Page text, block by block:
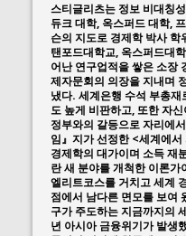
스티글리츠는 정보 비대칭
듀크 대학, 옥스퍼드 대학,
슨의 지도로 경제학 박사
탠포드대학교, 옥스퍼드대
어난 연구업적을 쌓은 소장
제자문회의 의장을 지내며
냈다. 세계은행 수석 부총
도 높게 비판하고, 또한 자
정부와의 갈등으로 자리에
임』지가 선정한 <세계에
경제학의 대가이며 소득 재
란 새 분야를 개척한 이론
엘리트코스를 거치고 세계
점에서 남다른 면모를 보여
구가 주도하는 지금까지의
년 아시아 금융위기가 발생